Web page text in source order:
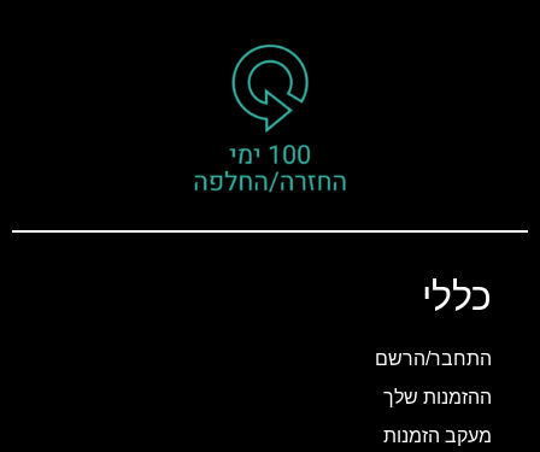
כללי
התחבר/הרשם
ההזמנות שלך
מעקב הזמנות